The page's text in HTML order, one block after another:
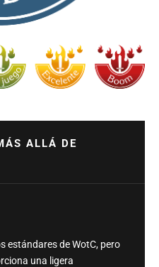
ALLÁ DE
estándares de WotC, pero
una ligera